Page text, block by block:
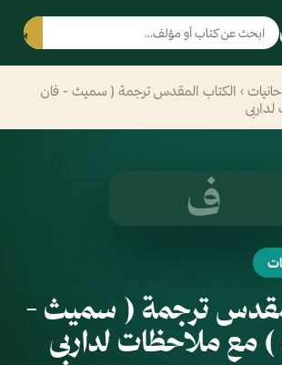
بحث
› الكتاب المقدس ترجمة ( سميث - فان
ف
ترجمة ( سميث -
مع ملاحظات لداربى